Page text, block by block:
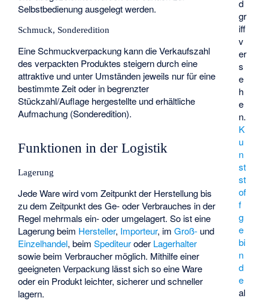
d
gr
iff
v
er
s
e
h
e
n.
K
u
n
st
st
of
f
g
e
bi
n
d
e
al
Selbstbedienung ausgelegt werden.
Schmuck, Sonderedition
Eine Schmuckverpackung kann die Verkaufszahl
des verpackten Produktes steigern durch eine
attraktive und unter Umständen jeweils nur für eine
bestimmte Zeit oder in begrenzter
Stückzahl/Auflage hergestellte und erhältliche
Aufmachung (Sonderedition).
Funktionen in der Logistik
Lagerung
Jede Ware wird vom Zeitpunkt der Herstellung bis
zu dem Zeitpunkt des Ge- oder Verbrauches in der
Regel mehrmals ein- oder umgelagert. So ist eine
Lagerung beim Hersteller, Importeur, imGroß- und
Einzelhandel, beimSpediteuroder Lagerhalter
sowie beim Verbraucher möglich. Mithilfe einer
geeigneten Verpackung lässt sich so eine Ware
oder ein Produkt leichter, sicherer und schneller
lagern.